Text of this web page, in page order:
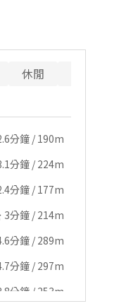
休閒
分鐘 / 190m
分鐘 / 224m
分鐘 / 177m
3分鐘 / 214m
分鐘 / 289m
分鐘 / 297m
分鐘 / 253m